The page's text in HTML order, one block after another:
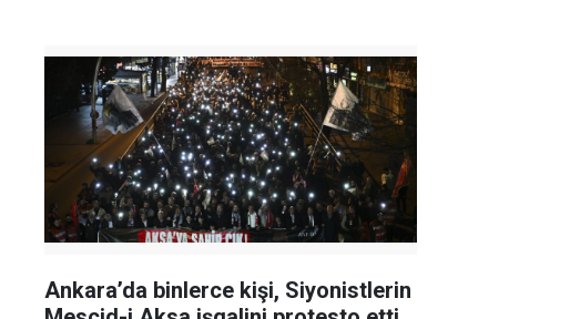
Ankara’da binlerce kişi, Siyonistlerin